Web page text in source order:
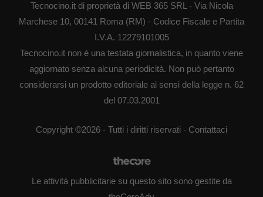
Tecnocino.it di proprietà di WEB 365 SRL - Via Nicola
Marchese 10, 00141 Roma (RM) - Codice Fiscale e Partita
I.V.A. 12279101005
Tecnocino.it non è una testata giornalistica, in quanto viene
aggiornato senza alcuna periodicità. Non può pertanto
considerarsi un prodotto editoriale ai sensi della legge n. 62
del 07.03.2001
Copyright ©2026 - Tutti i diritti riservati - Contattaci
Le attività pubblicitarie su questo sito sono gestite da